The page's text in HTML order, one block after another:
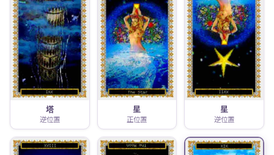
塔
逆位置
星
正位置
星
逆位置